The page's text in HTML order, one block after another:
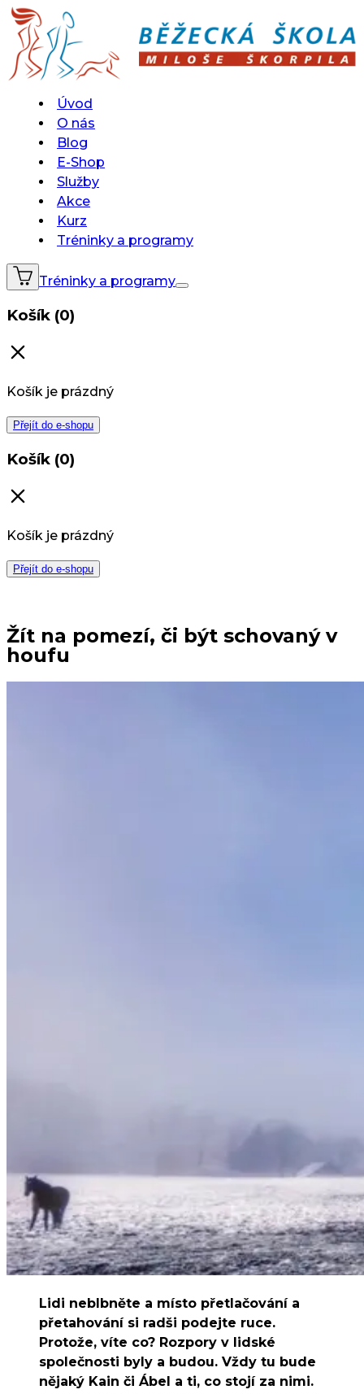
Úvod
O nás
Blog
E-Shop
Služby
Akce
Kurz
Tréninky a programy
Tréninky a programy
Košík (0)
Košík je prázdný
Přejít do e-shopu
Košík (0)
Košík je prázdný
Přejít do e-shopu
Žít na pomezí, či být schovaný v
houfu
Lidi neblbněte a místo přetlačování a
přetahování si radši podejte ruce.
Protože, víte co? Rozpory v lidské
společnosti byly a budou. Vždy tu bude
nějaký Kain či Ábel a ti, co stojí za nimi.